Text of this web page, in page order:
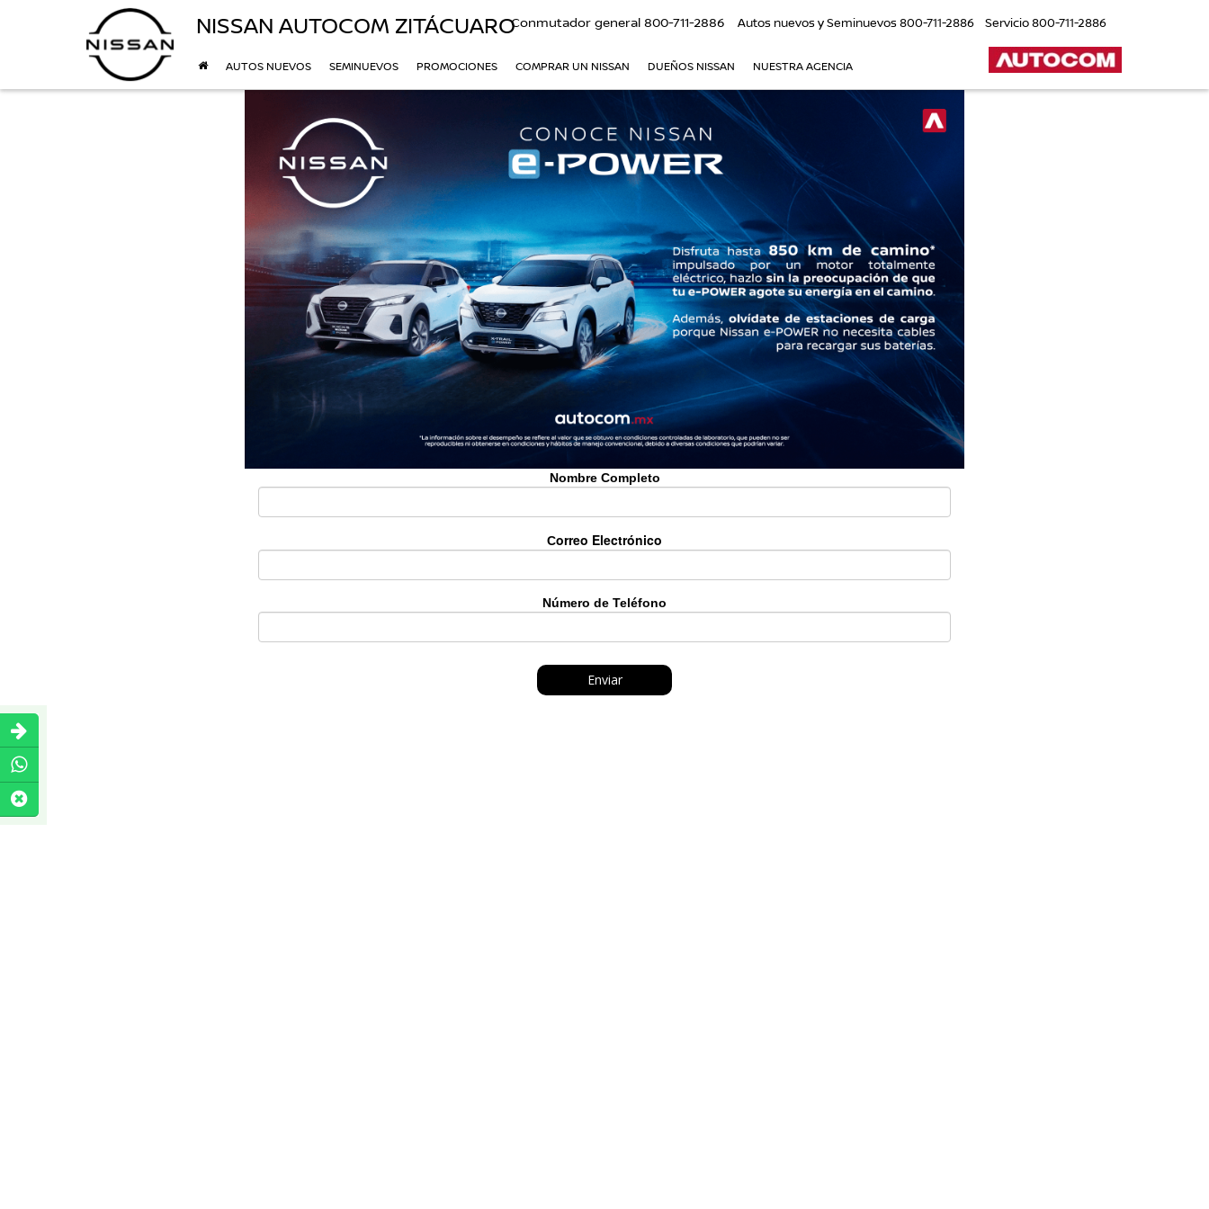
NISSAN AUTOCOM ZITÁCUAROConmutador general 800-711-2886 Autos nuevos y Seminuevos800-711-2886 Servicio800-711-2886
AUTOS NUEVOS SEMINUEVOS PROMOCIONES COMPRAR UN NISSAN DUEÑOS NISSAN NUESTRA AGENCIA